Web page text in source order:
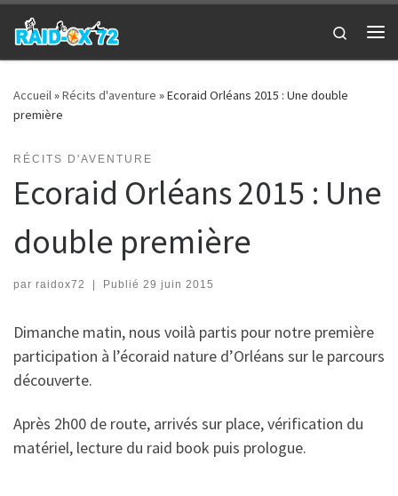
Passer au contenu
Search
Accueil»Récits d'aventure »Ecoraid Orléans 2015 : Une double
première
RÉCITS D'AVENTURE
Ecoraid Orléans 2015 : Une
double première
par raidox72 | Publié 29 juin 2015
Dimanche matin, nous voilà partis pour notre première
participation à l’écoraid nature d’Orléans sur le parcours
découverte.
Après 2h00 de route, arrivés sur place, vérification du
matériel, lecture du raid book puis prologue.